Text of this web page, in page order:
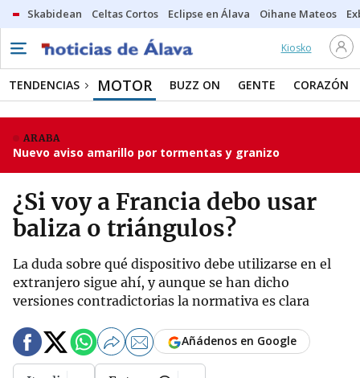
Skabidean Celtas Cortos Eclipse en Álava Oihane Mateos
Kiosko
TENDENCIAS MOTOR BUZZ ON GENTE CORAZÓN
ARABA
Nuevo aviso amarillo por tormentas y granizo
¿Si voy a Francia debo usar
baliza o triángulos?
La duda sobre qué dispositivo debe utilizarse en el
extranjero sigue ahí, y aunque se han dicho
versiones contradictorias la normativa es clara
Añádenos en Google